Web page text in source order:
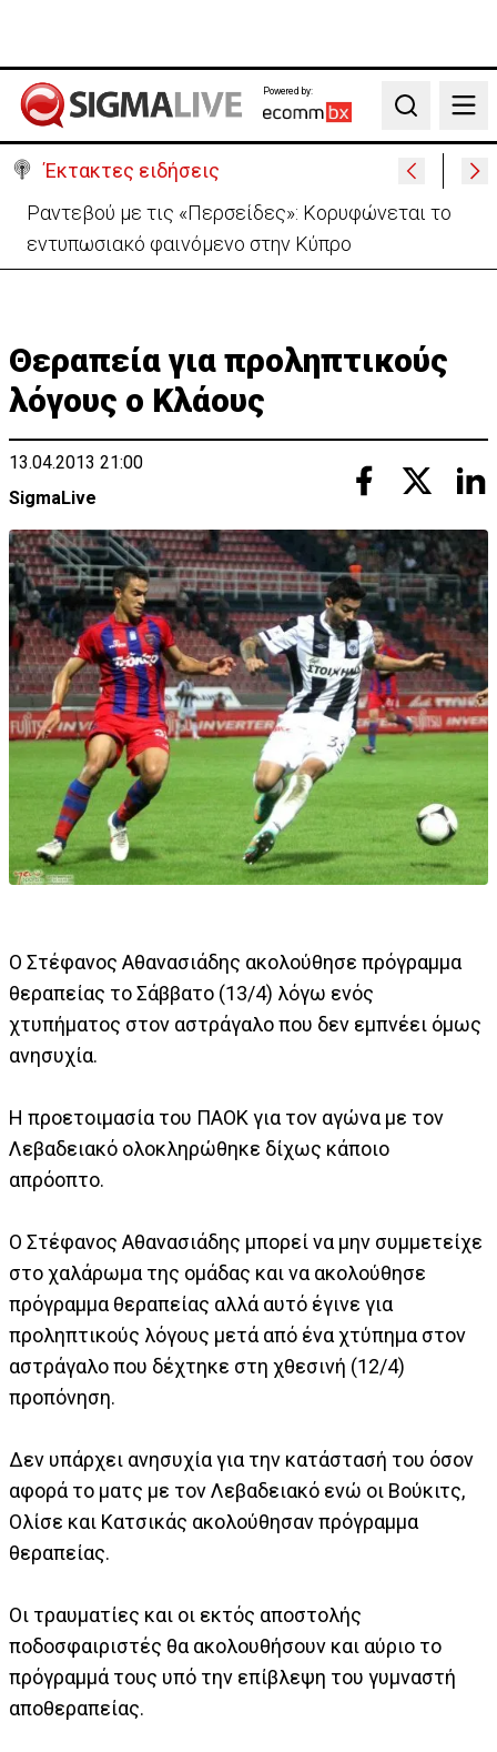
Powered by:
Search
Έκτακτες ειδήσεις
Κολομβία: Σε κατάσταση «εθνικής καταστροφής»
μετά τον σεισμό-111 νεκροί
Θεραπεία για προληπτικούς
λόγους ο Κλάους
13.04.2013 21:00
SigmaLive
O Στέφανος Αθανασιάδης ακολούθησε πρόγραμμα
θεραπείας το Σάββατο (13/4) λόγω ενός
χτυπήματος στον αστράγαλο που δεν εμπνέει όμως
ανησυχία.
Η προετοιμασία του ΠΑΟΚ για τον αγώνα με τον
Λεβαδειακό ολοκληρώθηκε δίχως κάποιο
απρόοπτο.
Ο Στέφανος Αθανασιάδης μπορεί να μην συμμετείχε
στο χαλάρωμα της ομάδας και να ακολούθησε
πρόγραμμα θεραπείας αλλά αυτό έγινε για
προληπτικούς λόγους μετά από ένα χτύπημα στον
αστράγαλο που δέχτηκε στη χθεσινή (12/4)
προπόνηση.
Δεν υπάρχει ανησυχία για την κατάστασή του όσον
αφορά το ματς με τον Λεβαδειακό ενώ οι Βούκιτς,
Ολίσε και Κατσικάς ακολούθησαν πρόγραμμα
θεραπείας.
Οι τραυματίες και οι εκτός αποστολής
ποδοσφαιριστές θα ακολουθήσουν και αύριο το
πρόγραμμά τους υπό την επίβλεψη του γυμναστή
αποθεραπείας.